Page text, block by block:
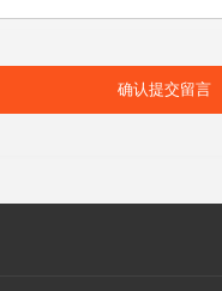
确认提交留言